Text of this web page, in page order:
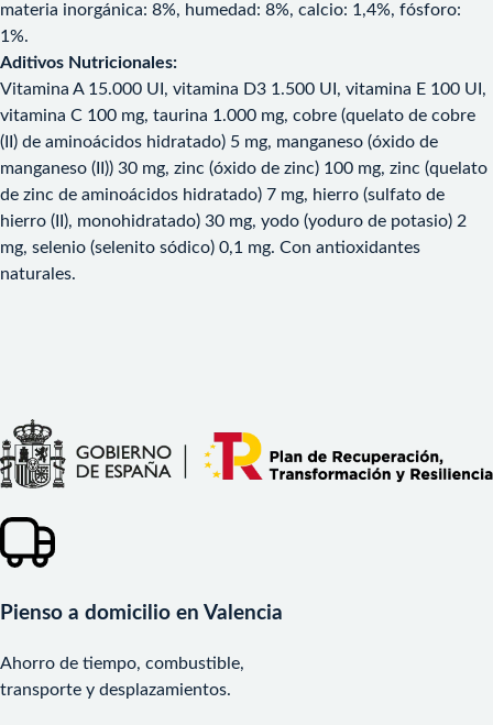
materia inorgánica: 8%, humedad: 8%, calcio: 1,4%, fósforo:
1%.
Aditivos Nutricionales:
Vitamina A 15.000 UI, vitamina D3 1.500 UI, vitamina E 100 UI,
vitamina C 100 mg, taurina 1.000 mg, cobre (quelato de cobre
(II) de aminoácidos hidratado) 5 mg, manganeso (óxido de
manganeso (II)) 30 mg, zinc (óxido de zinc) 100 mg, zinc (quelato
de zinc de aminoácidos hidratado) 7 mg, hierro (sulfato de
hierro (II), monohidratado) 30 mg, yodo (yoduro de potasio) 2
mg, selenio (selenito sódico) 0,1 mg. Con antioxidantes
naturales.
Pienso a domicilio en Valencia
Ahorro de tiempo, combustible,
transporte y desplazamientos.